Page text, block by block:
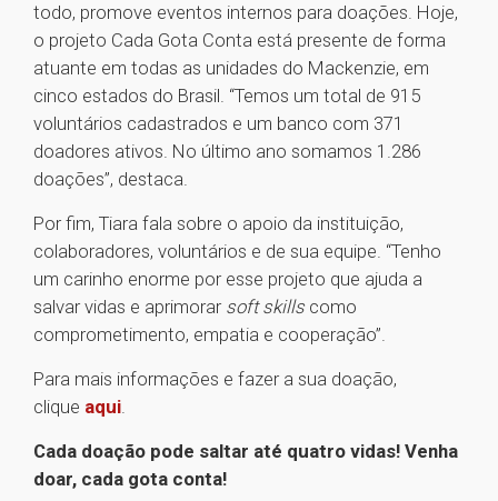
todo, promove eventos internos para doações. Hoje,
o projeto Cada Gota Conta está presente de forma
atuante em todas as unidades do Mackenzie, em
cinco estados do Brasil. “Temos um total de 915
voluntários cadastrados e um banco com 371
doadores ativos. No último ano somamos 1.286
doações”, destaca.
Por fim, Tiara fala sobre o apoio da instituição,
colaboradores, voluntários e de sua equipe. “Tenho
um carinho enorme por esse projeto que ajuda a
salvar vidas e aprimorar soft skills como
comprometimento, empatia e cooperação”.
Para mais informações e fazer a sua doação,
clique aqui.
Cada doação pode saltar até quatro vidas! Venha
doar, cada gota conta!